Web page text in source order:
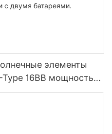
элементы
Type 16BB мощностью
Вт, двусторонние